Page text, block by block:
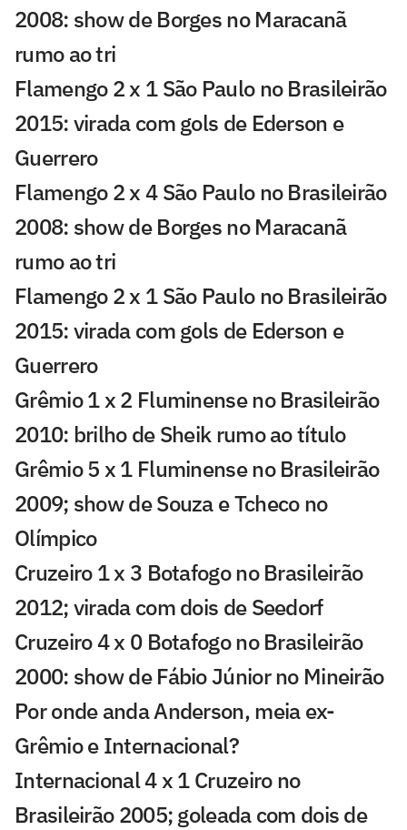
2008: show de Borges no Maracanã
rumo ao tri
Flamengo 2 x 1 São Paulo no Brasileirão
2015: virada com gols de Ederson e
Guerrero
Flamengo 2 x 4 São Paulo no Brasileirão
2008: show de Borges no Maracanã
rumo ao tri
Flamengo 2 x 1 São Paulo no Brasileirão
2015: virada com gols de Ederson e
Guerrero
Grêmio 1 x 2 Fluminense no Brasileirão
2010: brilho de Sheik rumo ao título
Grêmio 5 x 1 Fluminense no Brasileirão
2009; show de Souza e Tcheco no
Olímpico
Cruzeiro 1 x 3 Botafogo no Brasileirão
2012; virada com dois de Seedorf
Cruzeiro 4 x 0 Botafogo no Brasileirão
2000: show de Fábio Júnior no Mineirão
Por onde anda Anderson, meia ex-
Grêmio e Internacional?
Internacional 4 x 1 Cruzeiro no
Brasileirão 2005; goleada com dois de